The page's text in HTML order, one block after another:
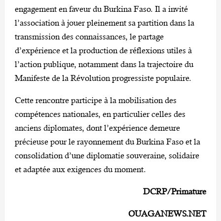
engagement en faveur du Burkina Faso. Il a invité
l’association à jouer pleinement sa partition dans la
transmission des connaissances, le partage
d’expérience et la production de réflexions utiles à
l’action publique, notamment dans la trajectoire du
Manifeste de la Révolution progressiste populaire.
Cette rencontre participe à la mobilisation des
compétences nationales, en particulier celles des
anciens diplomates, dont l’expérience demeure
précieuse pour le rayonnement du Burkina Faso et la
consolidation d’une diplomatie souveraine, solidaire
et adaptée aux exigences du moment.
DCRP/Primature
OUAGANEWS.NET